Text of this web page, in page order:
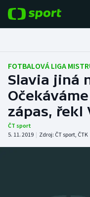
Fotbal
Hokej
Tenis
Atletika
FOTBALOVÁ LIGA
Slavia jiná
zápas, řekl
ČT sport
5. 11. 2019 | Zdroj: ČT sport, ČTK